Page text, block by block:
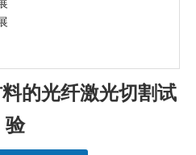
的光纤激光切割试
验